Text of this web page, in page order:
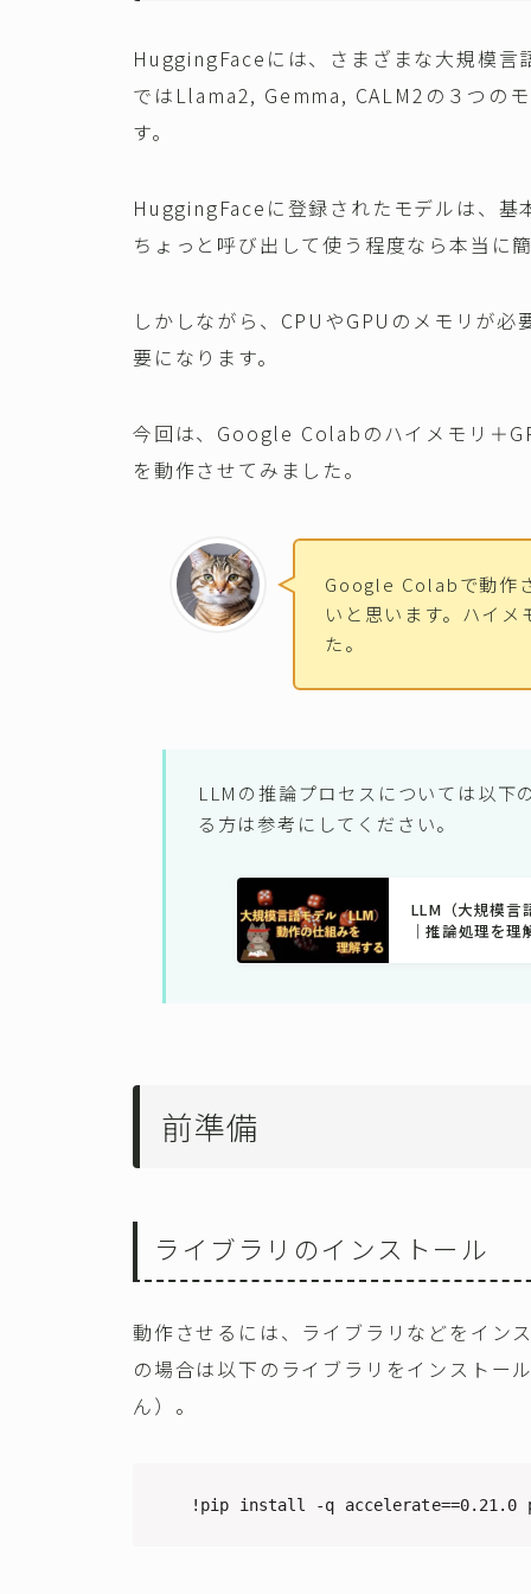
HuggingFaceには、さまざまな大規模
ではLlama2, Gemma, CALM2の３つの
す。
HuggingFaceに登録されたモデルは、基
ちょっと呼び出して使う程度なら本当に
しかしながら、CPUやGPUのメモリが
要になります。
今回は、Google Colabのハイメモリ＋
を動作させてみました。
Google Colabで動作
いと思います。ハイメ
た。
LLMの推論プロセスについては以下
る方は参考にしてください。
LLM（大規模言
｜推論処理を理
前準備
ライブラリのインストール
動作させるには、ライブラリなどをイ
の場合は以下のライブラリをインストー
ん）。
!pip install -q accelerate==0.21.0